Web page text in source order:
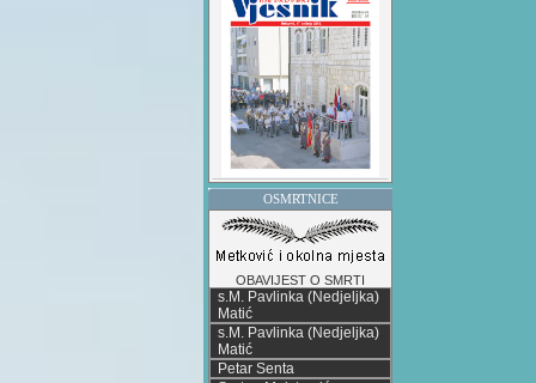
OSMRTNICE
OBAVIJEST O SMRTI
s.M. Pavlinka (Nedjeljka)
Matić
s.M. Pavlinka (Nedjeljka)
Matić
Petar Senta